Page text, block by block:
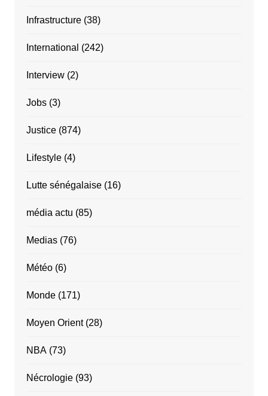
Infrastructure(38)
International (242)
Interview(2)
Jobs(3)
Justice(874)
Lifestyle(4)
Lutte sénégalaise(16)
média actu (85)
Medias(76)
Météo(6)
Monde(171)
Moyen Orient(28)
NBA(73)
Nécrologie(93)